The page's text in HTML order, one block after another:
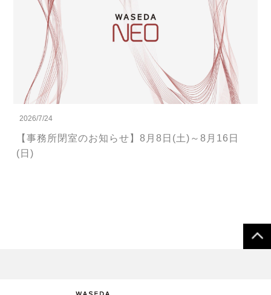
2026/7/24
【事務所閉室のお知らせ】8月8日(土)～8月16日
(日)